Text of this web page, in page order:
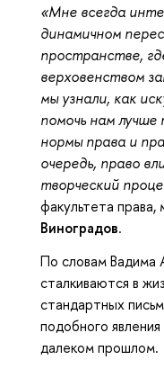
«Мне всегда
динамичном
пространстве,
верховенством
мы узнали, как
помочь нам
нормы права и
очередь, право
творческий
факультета
Виноградов.
По словам Вадима
сталкиваются в
стандартных
подобного
далеком прошлом.